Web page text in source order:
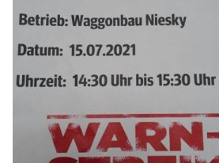
Service
Stellenangebot
Kontakt